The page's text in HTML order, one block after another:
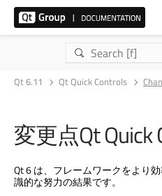
Qt 6.11 Qt Quick Controls
変更点Qt Quick
Qt 6 は、フレームワークをより
識的な努力の結果です。